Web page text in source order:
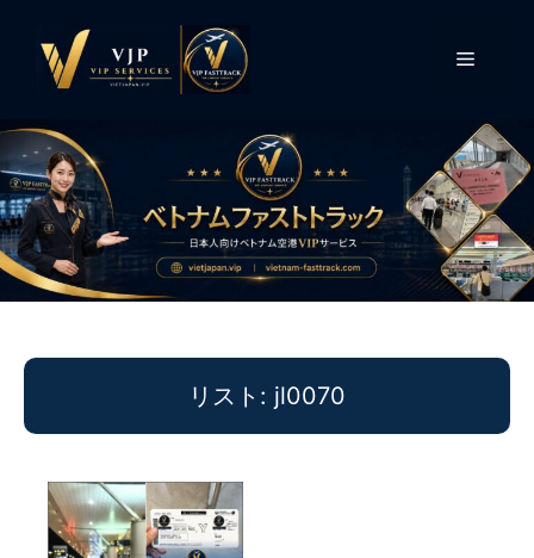
ツ
へ
ス
キ
ッ
プ
メ
ニ
ュ
ー
リスト: jl0070